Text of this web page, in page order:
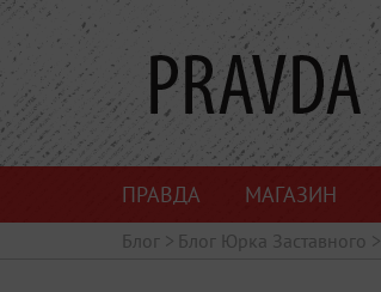
ПРАВДА МАГАЗИН
Блог > Блог Юрка Заставного >